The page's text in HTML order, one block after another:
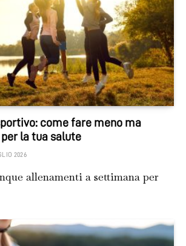
come fare meno ma
la tua salute
2026
allenamenti a settimana per